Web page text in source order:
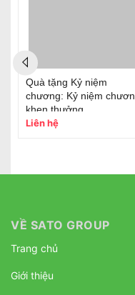
Quà tặng Kỷ niệm
chương: Kỷ niệm
khen thưởng
Liên hệ
VỀ SATO GROUP
Trang chủ
Giới thiệu